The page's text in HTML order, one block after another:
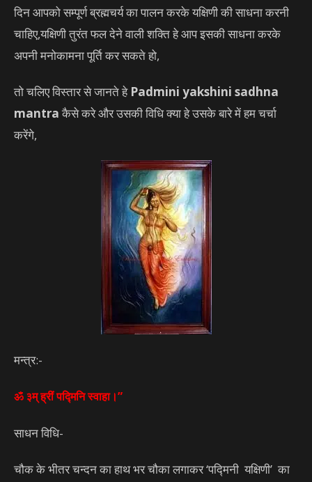
दिन आपको सम्पूर्ण ब्रह्मचर्य का पालन करके यक्षिणी की साधना करनी
चाहिए,यक्षिणी तुरंत फल देने वाली शक्ति हे आप इसकी साधना करके
अपनी मनोकामना पूर्ति कर सकते हो,
तो चलिए विस्तार से जानते हे Padmini yakshini sadhna
mantraकैसे करे और उसकी विधि क्या हे उसके बारे में हम चर्चा
करेंगे,
मन्त्र:-
ॐ ३म् ह्रीं पद्मिनि स्वाहा।”
साधन विधि-
चौक के भीतर चन्दन का हाथ भर चौका लगाकर ‘पद्मिनी यक्षिणी’ का